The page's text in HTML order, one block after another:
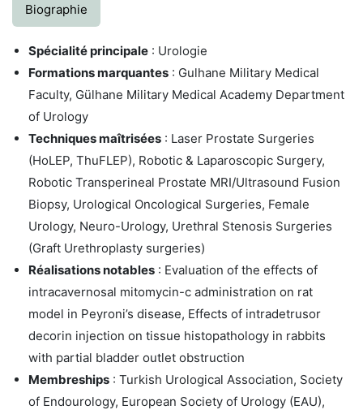
Biographie
Spécialité principale : Urologie
Formations marquantes : Gulhane Military Medical
Faculty, Gülhane Military Medical Academy Department
of Urology
Techniques maîtrisées : Laser Prostate Surgeries
(HoLEP, ThuFLEP), Robotic & Laparoscopic Surgery,
Robotic Transperineal Prostate MRI/Ultrasound Fusion
Biopsy, Urological Oncological Surgeries, Female
Urology, Neuro-Urology, Urethral Stenosis Surgeries
(Graft Urethroplasty surgeries)
Réalisations notables : Evaluation of the effects of
intracavernosal mitomycin-c administration on rat
model in Peyroni’s disease, Effects of intradetrusor
decorin injection on tissue histopathology in rabbits
with partial bladder outlet obstruction
Membreships : Turkish Urological Association, Society
of Endourology, European Society of Urology (EAU),